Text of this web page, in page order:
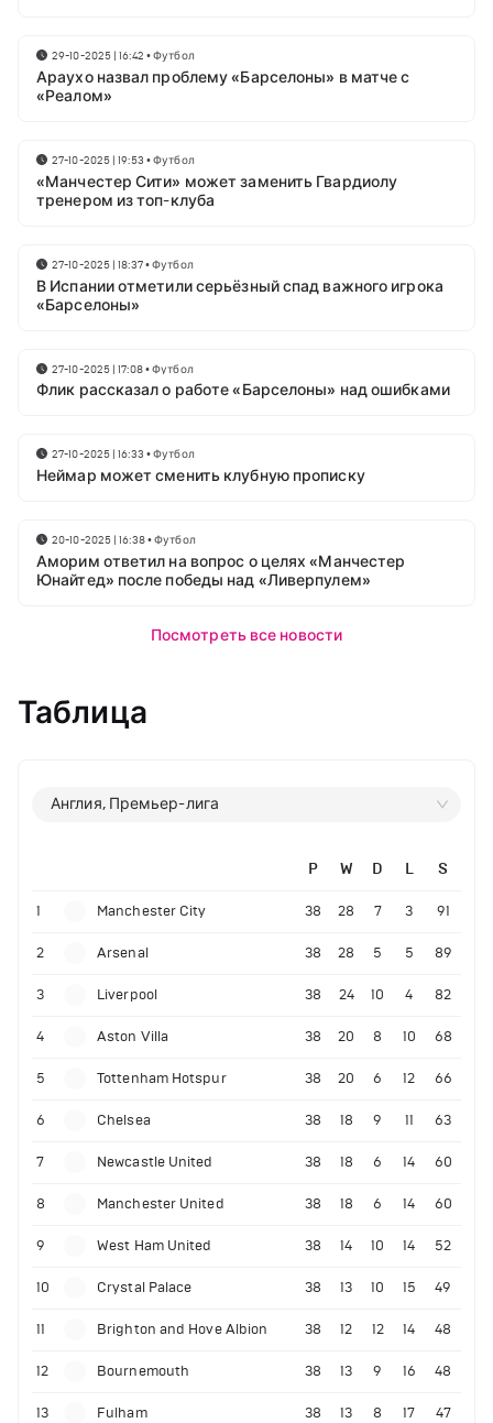
29-10-2025 | 16:42 •Футбол
Араухо назвал проблему «Барселоны» в матче с
«Реалом»
27-10-2025 | 19:53 •Футбол
«Манчестер Сити» может заменить Гвардиолу
тренером из топ-клуба
27-10-2025 | 18:37•Футбол
В Испании отметили серьёзный спад важного игрока
«Барселоны»
27-10-2025 | 17:08•Футбол
Флик рассказал о работе «Барселоны» над ошибками
27-10-2025 | 16:33 •Футбол
Неймар может сменить клубную прописку
20-10-2025 | 16:38•Футбол
Аморим ответил на вопрос о целях «Манчестер
Юнайтед» после победы над «Ливерпулем»
Посмотреть все новости
Таблица
Англия, Премьер-лига
P W D L S
1 Manchester City 38 28 7 3 91
2 Arsenal 38 28 5 5 89
3 Liverpool 38 24 10 4 82
4 Aston Villa 38 20 8 10 68
5 Tottenham Hotspur 38 20 6 12 66
6 Chelsea 38 18 9 11 63
7 Newcastle United 38 18 6 14 60
8 Manchester United 38 18 6 14 60
9 West Ham United 38 14 10 14 52
10 Crystal Palace 38 13 10 15 49
11 Brighton and Hove Albion 38 12 12 14 48
12 Bournemouth 38 13 9 16 48
13 Fulham 38 13 8 17 47